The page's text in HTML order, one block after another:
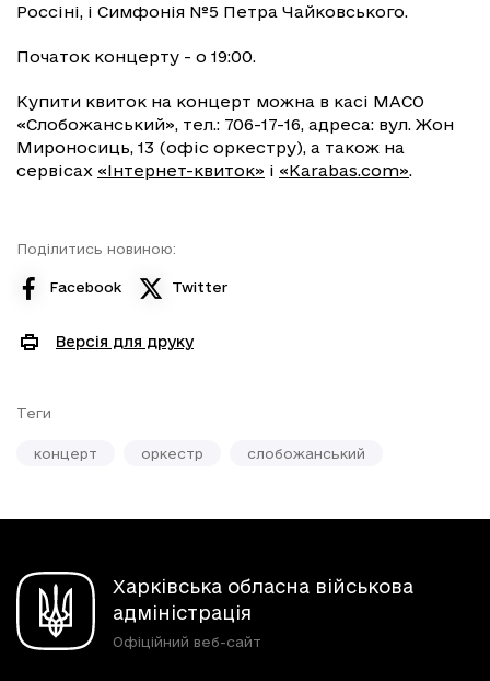
Россіні, і Симфонія №5 Петра Чайковського.
Початок концерту - о 19:00.
Купити квиток на концерт можна в касі МАСО
«Слобожанський», тел.: 706-17-16, адреса: вул. Жон
Мироносиць, 13 (офіс оркестру), а також на
сервісах «Інтернет-квиток» і «Karabas.com».
Поділитись новиною:
Facebook Twitter
Версія для друку
Теги
концерт оркестр слобожанський
Харківська обласна військова
адміністрація
Офіційний веб-сайт